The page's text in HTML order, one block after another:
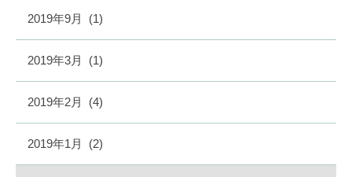
2019年9月 (1)
2019年3月 (1)
2019年2月 (4)
2019年1月 (2)